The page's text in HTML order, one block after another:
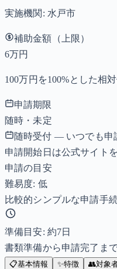
実施機関: 水戸市
補助金額（上限）
6万円
100万円を100%とした相
申請期限
随時・未定
随時受付 — いつでも申
申請開始日は公式サイト
申請の目安
難易度: 低
比較的シンプルな申請手
準備目安: 約7日
書類準備から申請完了ま
📋基本情報 ✨特徴 👥対象